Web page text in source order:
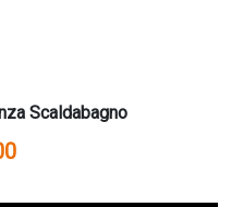
Scaldabagno